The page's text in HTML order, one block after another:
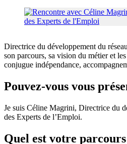
Directrice du développement du
son parcours, sa vision du métier et
conjugue indépendance,
Pouvez-vous vous
Je suis Céline Magrini, Directrice du
des Experts de l’Emploi.
Quel est votre